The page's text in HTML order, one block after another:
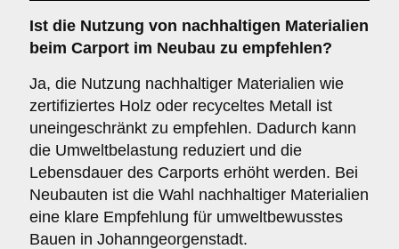
Ist die Nutzung von nachhaltigen Materialien
beim Carport im Neubau zu empfehlen?
Ja, die Nutzung nachhaltiger Materialien wie
zertifiziertes Holz oder recyceltes Metall ist
uneingeschränkt zu empfehlen. Dadurch kann
die Umweltbelastung reduziert und die
Lebensdauer des Carports erhöht werden. Bei
Neubauten ist die Wahl nachhaltiger Materialien
eine klare Empfehlung für umweltbewusstes
Bauen in Johanngeorgenstadt.